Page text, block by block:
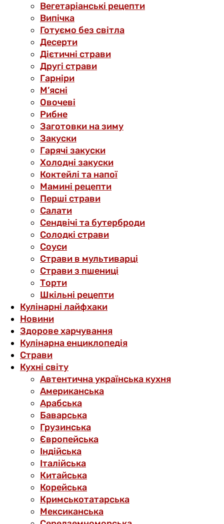
Вегетаріанські рецепти
Випічка
Готуємо без світла
Десерти
Дієтичні страви
Другі страви
Гарніри
М’ясні
Овочеві
Рибне
Заготовки на зиму
Закуски
Гарячі закуски
Холодні закуски
Коктейлі та напої
Мамині рецепти
Перші страви
Салати
Сендвічі та бутерброди
Солодкі страви
Соуси
Страви в мультиварці
Страви з пшениці
Торти
Шкільні рецепти
Кулінарні лайфхаки
Новини
Здорове харчування
Кулінарна енциклопедія
Страви
Кухні світу
Автентична українська кухня
Американська
Арабська
Баварська
Грузинська
Європейська
Індійська
Італійська
Китайська
Корейська
Кримськотатарська
Мексиканська